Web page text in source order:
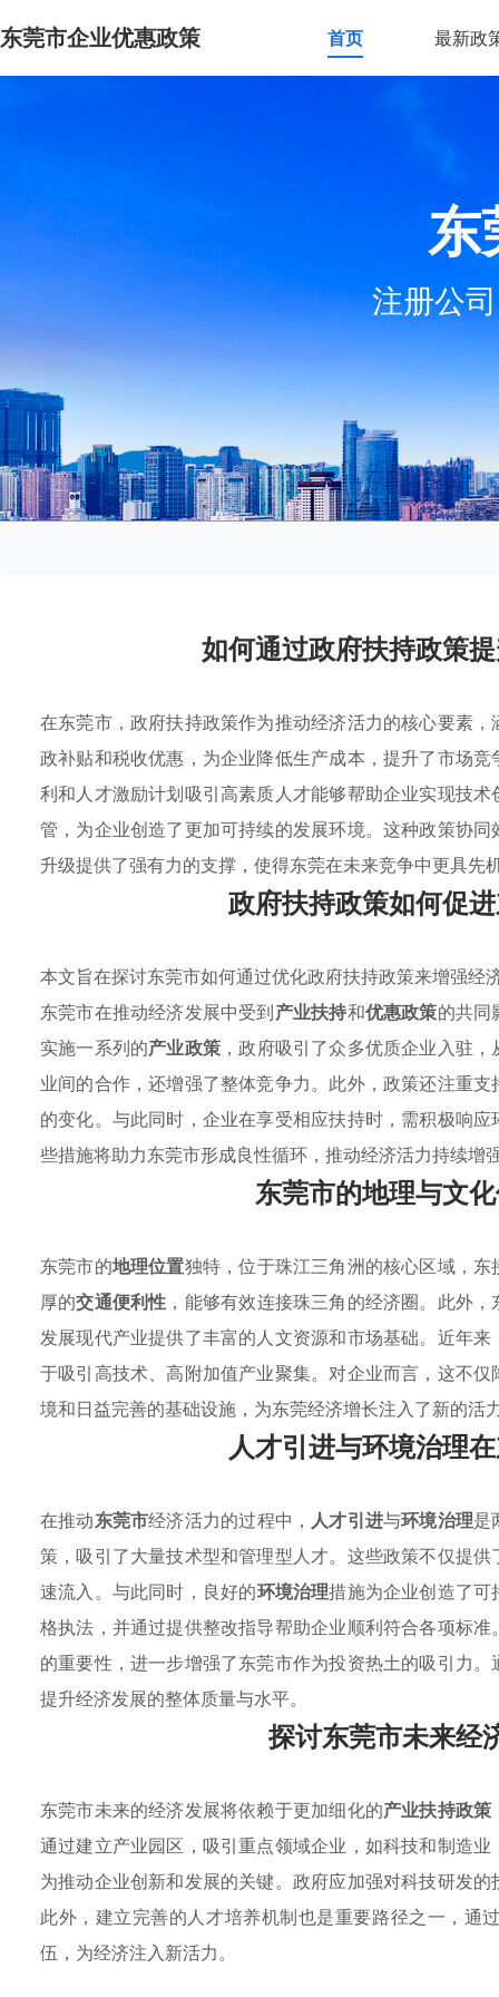
东莞市企业优惠政策 首页 最新政
东
注册公
如何通过政府扶持政策
在东莞市，政府扶持政策作为推动经济活力的核心要素
政补贴和税收优惠，为企业降低生产成本，提升了市场
利和人才激励计划吸引高素质人才能够帮助企业实现技
管，为企业创造了更加可持续的发展环境。这种政策协
升级提供了强有力的支撑，使得东莞在未来竞争中更具先
政府扶持政策如何促
本文旨在探讨东莞市如何通过优化政府扶持政策来增强经
东莞市在推动经济发展中受到产业扶持和优惠政策的共同
实施一系列的产业政策 ，政府吸引了众多优质企业入驻
业间的合作，还增强了整体竞争力。此外，政策还注重
的变化。与此同时，企业在享受相应扶持时，需积极响
些措施将助力东莞市形成良性循环，推动经济活力持续增
东莞市的地理与文
东莞市的地理位置独特，位于珠江三角洲的核心区域，
厚的交通便利性 ，能够有效连接珠三角的经济圈。此外，
发展现代产业提供了丰富的人文资源和市场基础。近年来
于吸引高技术、高附加值产业聚集。对企业而言，这不
境和日益完善的基础设施，为东莞经济增长注入了新的活
人才引进与环境治理
在推动东莞市经济活力的过程中， 人才引进与环境治理是
策，吸引了大量技术型和管理型人才。这些政策不仅提
速流入。与此同时，良好的环境治理措施为企业创造了
格执法，并通过提供整改指导帮助企业顺利符合各项标
的重要性，进一步增强了东莞市作为投资热土的吸引力
提升经济发展的整体质量与水平。
探讨东莞市未来经
东莞市未来的经济发展将依赖于更加细化的产业扶持政策
通过建立产业园区，吸引重点领域企业，如科技和制造
为推动企业创新和发展的关键。政府应加强对科技研发
此外，建立完善的人才培养机制也是重要路径之一，通
伍，为经济注入新活力。